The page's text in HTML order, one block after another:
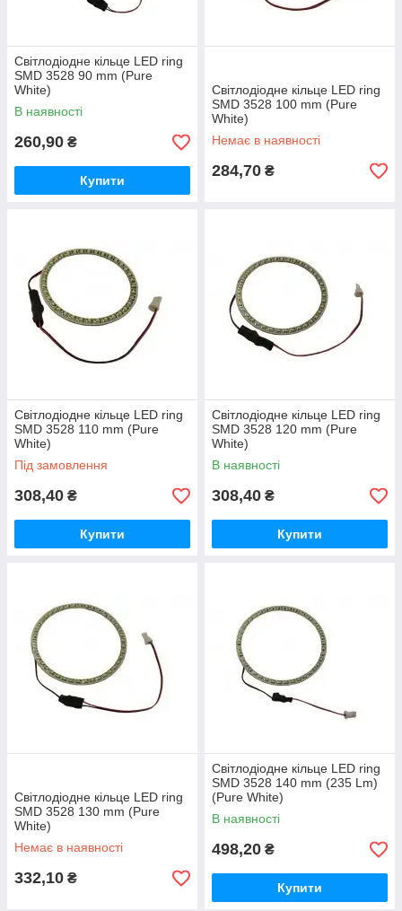
Світлодіодне кільце LED ring
SMD 3528 90 mm (Pure
White)
В наявності
260,90 ₴
Купити
Світлодіодне кільце LED ring
SMD 3528 100 mm (Pure
White)
Немає в наявності
284,70 ₴
Світлодіодне кільце LED ring
SMD 3528 110 mm (Pure
White)
Під замовлення
308,40 ₴
Купити
Світлодіодне кільце LED ring
SMD 3528 120 mm (Pure
White)
В наявності
308,40 ₴
Купити
Світлодіодне кільце LED ring
SMD 3528 130 mm (Pure
White)
Немає в наявності
332,10 ₴
Світлодіодне кільце LED ring
SMD 3528 140 mm (235 Lm)
(Pure White)
В наявності
498,20 ₴
Купити